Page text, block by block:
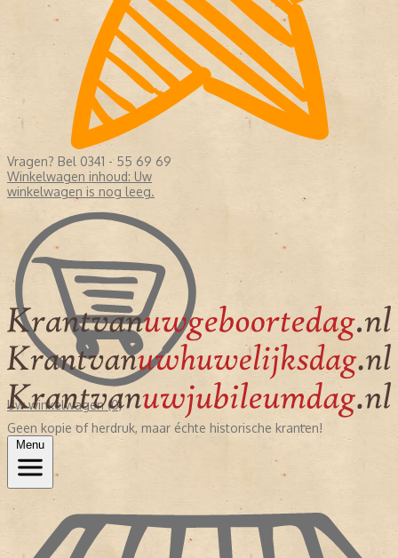
Vragen? Bel 0341 - 55 69 69
Winkelwagen inhoud: Uw
winkelwagen is nog leeg.
Uw winkelwagen (0)
Geen kopie of herdruk, maar échte historische kranten!
Menu